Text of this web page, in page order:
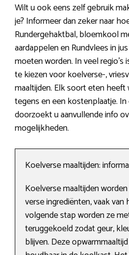
Wilt u ook eens zelf gebruik
je? Informeer dan zeker naar
Rundergehaktbal, bloemkool
aardappelen en Rundvlees in
moeten worden. In veel regio’s
te kiezen voor koelverse-,
maaltijden. Elk soort eten heeft
tegens en een kostenplaatje.
doorzoekt u aanvullende info
mogelijkheden.
Koelverse maaltijden:
Koelverse maaltijden
verse ingrediënten, vaak
volgende stap worden ze
teruggekoeld zodat geur,
blijven. Deze